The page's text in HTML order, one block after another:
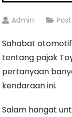
Admin
Sahabat
tentang pajak
pertanyaan
kendaraan ini.
Salam hangat